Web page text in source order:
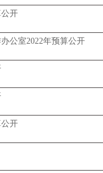
开
公室2022年预算公开
开